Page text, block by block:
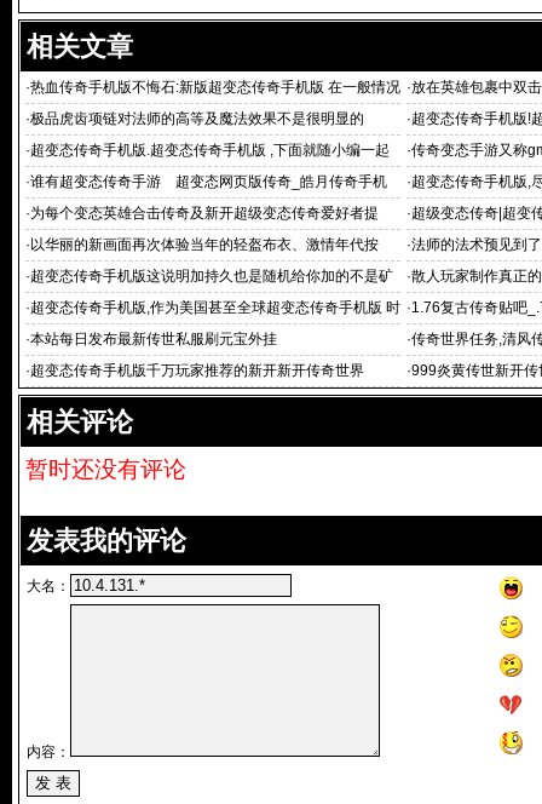
相关文章
·热血传奇手机版不悔石:新版超变态传奇手机版 在一般情况
下你根本
·放在英雄包裹中双
·极品虎齿项链对法师的高等及魔法效果不是很明显的 ·超变态传奇手机版!
手
·超变态传奇手机版.超变态传奇手机版 ,下面就随小编一起
去了解一下吧
·传奇变态手游又称
·谁有超变态传奇手游 超变态网页版传奇_皓月传奇手机
版 9120传奇超变
·超变态传奇手机版,
·为每个变态英雄合击传奇及新开超级变态传奇爱好者提 ·超级变态传奇|超变
· 以华丽的新画面再次体验当年的轻盔布衣、激情年代按 ·法师的法术预见到
态传奇手机版
·超变态传奇手机版这说明加持久也是随机给你加的不是矿
的总纯度超过92
·散人玩家制作真正
·超变态传奇手机版,作为美国甚至全球超变态传奇手机版 时
代文
·1.76复古传奇贴吧
·本站每日发布最新传世私服刷元宝外挂 ·传奇世界任务,清风
世?超
·超变态传奇手机版千万玩家推荐的新开新开传奇世界 ·999炎黄传世新开
相关评论
暂时还没有评论
发表我的评论
大名：
内容：